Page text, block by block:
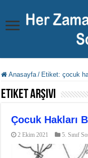
Anasayfa / Etiket:çocuk
Etiket Arşivi
Çocuk Hakları
2 Ekim 2021 5. Sınıf